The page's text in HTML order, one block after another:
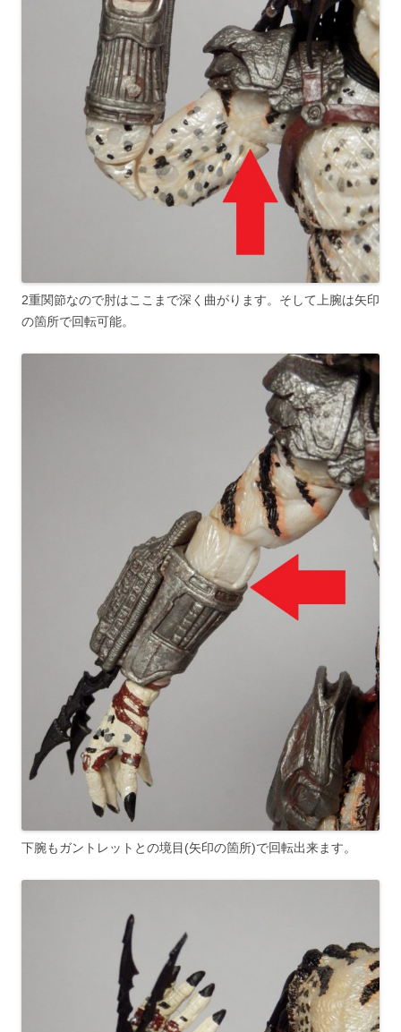
2重関節なので肘はここまで深く曲がります。そして上腕は矢印
の箇所で回転可能。
下腕もガントレットとの境目(矢印の箇所)で回転出来ます。